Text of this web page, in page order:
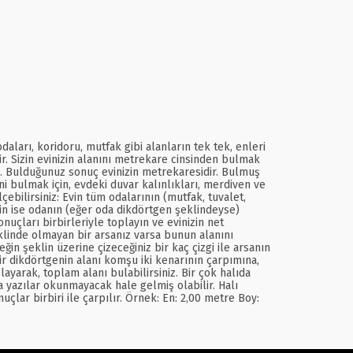
koridoru, mutfak gibi alanların tek tek, enleri
Sizin evinizin alanını metrekare cinsinden bulmak
sonuç evinizin metrekaresidir. Bulmuş
bulmak için, evdeki duvar kalınlıkları, merdiven ve
Evin tüm odalarının (mutfak, tuvalet,
ise odanın (eğer oda dikdörtgen şeklindeyse)
birbirleriyle toplayın ve evinizin net
olmayan bir arsanız varsa bunun alanını
şeklin üzerine çizeceğiniz bir kaç çizgi ile arsanın
alanı komşu iki kenarının çarpımına,
toplam alanı bulabilirsiniz. Bir çok halıda
okunmayacak hale gelmiş olabilir. Halı
birbiri ile çarpılır. Örnek: En: 2,00 metre Boy: